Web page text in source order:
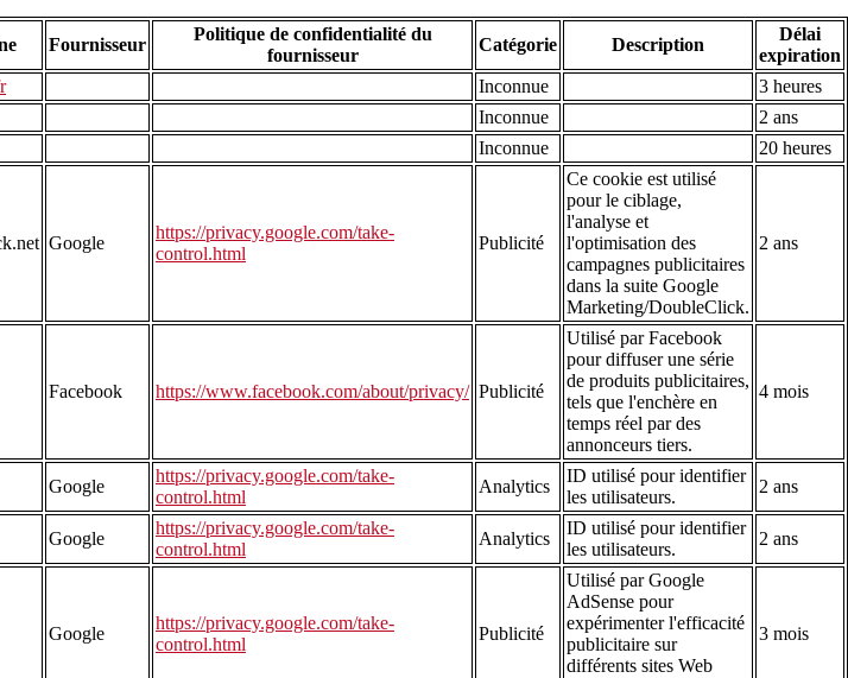
Fournisseur
Politique de confidentialité du
fournisseur
Catégorie Description
Délai
expiration
Inconnue
3 heures
Inconnue
2 ans
Inconnue 20 heures
Google
https://privacy.google.com/take-
control.html
Publicité
Ce cookie est utilisé
pour le ciblage,
l'analyse et
l'optimisation des
campagnes publicitaires
dans la suite Google
Marketing/DoubleClick.
2 ans
Facebook https://www.facebook.com/about/privacy/ Publicité
Utilisé par Facebook
pour diffuser une série
de produits publicitaires,
tels que l'enchère en
temps réel par des
annonceurs tiers.
4 mois
Google
https://privacy.google.com/take-
control.html
Analytics
ID utilisé pour identifier
les utilisateurs.
2 ans
Google
https://privacy.google.com/take-
control.html
Analytics
ID utilisé pour identifier
les utilisateurs.
2 ans
Google
https://privacy.google.com/take-
control.html
Publicité
Utilisé par Google
AdSense pour
expérimenter l'efficacité
publicitaire sur
différents sites Web
3 mois